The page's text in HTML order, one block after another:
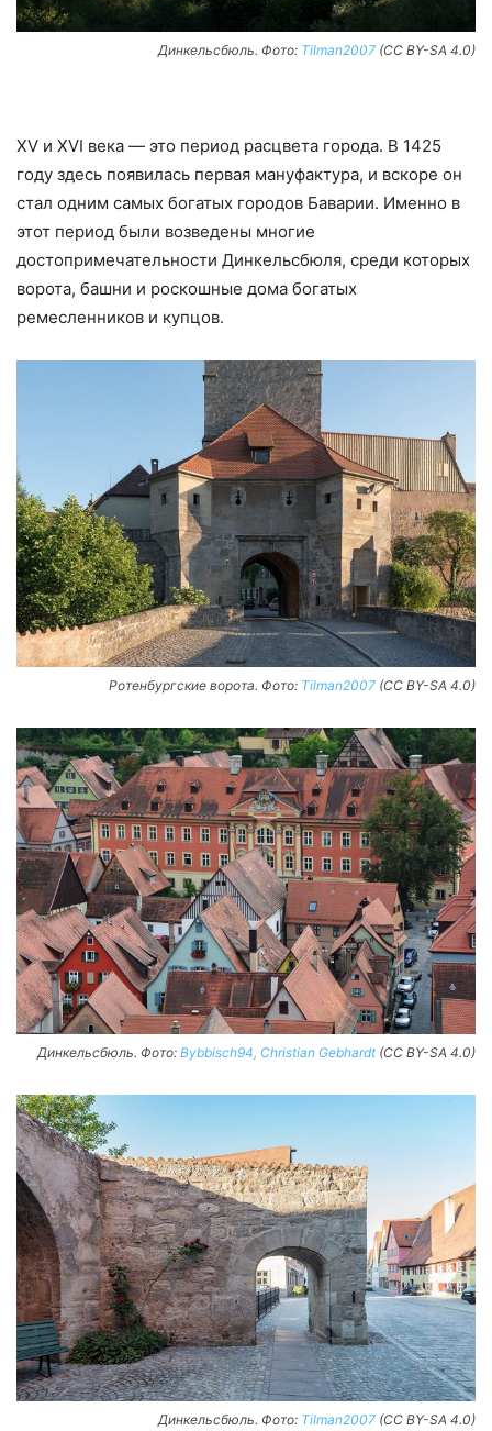
Динкельсбюль. Фото: Tilman2007 (CC BY-SA 4.0)
XV и XVI века — это период расцвета города. В 1425
году здесь появилась первая мануфактура, и вскоре он
стал одним самых богатых городов Баварии. Именно в
этот период были возведены многие
достопримечательности Динкельсбюля, среди которых
ворота, башни и роскошные дома богатых
ремесленников и купцов.
Ротенбургские ворота. Фото: Tilman2007 (CC BY-SA 4.0)
Динкельсбюль. Фото: Bybbisch94, Christian Gebhardt(CC BY-SA 4.0)
Динкельсбюль. Фото: Tilman2007 (CC BY-SA 4.0)